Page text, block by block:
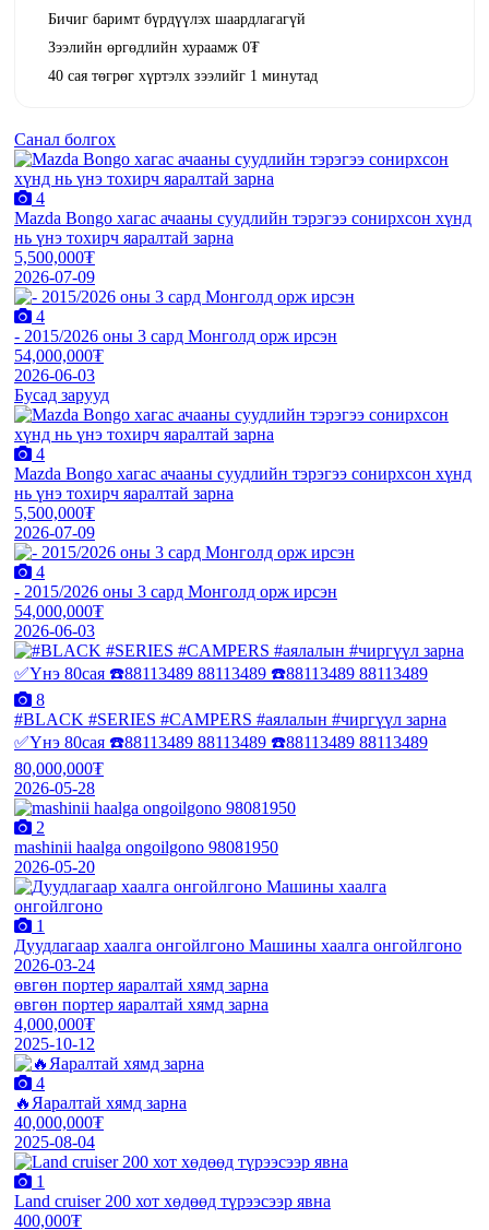
Бичиг баримт бүрдүүлэх шаардлагагүй
Зээлийн өргөдлийн хураамж 0₮
40 сая төгрөг хүртэлх зээлийг 1 минутад
Санал болгох
4
Mazda Bongo хагас ачааны суудлийн тэрэгээ сонирхсон хүнд
нь үнэ тохирч яаралтай зарна
5,500,000₮
2026-07-09
4
- 2015/2026 оны 3 сард Монголд орж ирсэн
54,000,000₮
2026-06-03
Бусад зарууд
4
Mazda Bongo хагас ачааны суудлийн тэрэгээ сонирхсон хүнд
нь үнэ тохирч яаралтай зарна
5,500,000₮
2026-07-09
4
- 2015/2026 оны 3 сард Монголд орж ирсэн
54,000,000₮
2026-06-03
8
#BLACK #SERIES #CAMPERS #аялалын #чиргүүл зарна
✅Үнэ 80сая ☎️88113489 88113489 ☎️88113489 88113489
80,000,000₮
2026-05-28
2
mashinii haalga ongoilgono 98081950
2026-05-20
1
Дуудлагаар хаалга онгойлгоно Машины хаалга онгойлгоно
2026-03-24
өвгөн портер яаралтай хямд зарна
өвгөн портер яаралтай хямд зарна
4,000,000₮
2025-10-12
4
🔥Яаралтай хямд зарна
40,000,000₮
2025-08-04
1
Land cruiser 200 хот хөдөөд түрээсээр явна
400,000₮